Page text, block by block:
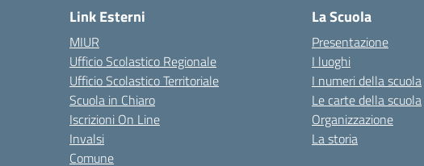
Link Esterni
MIUR
Ufficio Scolastico Regionale
Ufficio Scolastico Territoriale
Scuola in Chiaro
Iscrizioni On Line
Invalsi
Comune
La Scuola
Presentazione
I luoghi
I numeri della scuola
Le carte della scuola
Organizzazione
La storia